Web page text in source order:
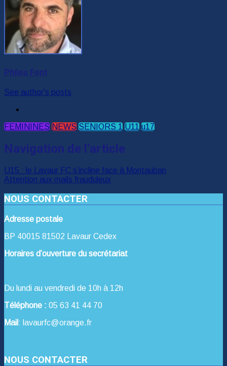
Philou Font
See author's posts
FEMININES NEWS SENIORS 1 U11 u17
Navigation de l’article
U15 : le Lavaur FC s’incline face à Montauban
Attention aux mails frauduleux
NOUS CONTACTER
Adresse postale
BP 40015 81502 Lavaur Cedex
Horaires d’ouverture du secrétariat
Du lundi au vendredi de 10h à 12h
Téléphone : 05 63 41 44 70
Mail : lavaurfc@orange.fr
NOUS CONTACTER